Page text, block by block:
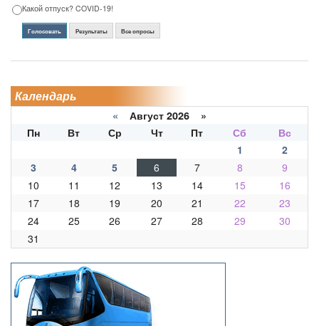
Какой отпуск? COVID-19!
Голосовать Результаты Все опросы
Календарь
« Август 2026 »
Пн
Вт Ср Чт Пт Сб
Вс
1
2
3
4 5 6 7 8
9
10
11 12 13 14 15
16
17
18 19 20 21 22
23
24
25 26 27 28 29
30
31